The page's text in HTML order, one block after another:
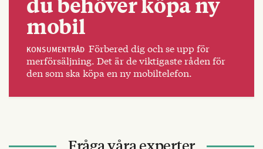
mobil
KONSUMENTRÅD Förbered dig och se upp för
merförsäljning. Det är de viktigaste råden för
den som ska köpa en ny mobiltelefon.
Fråga våra experter